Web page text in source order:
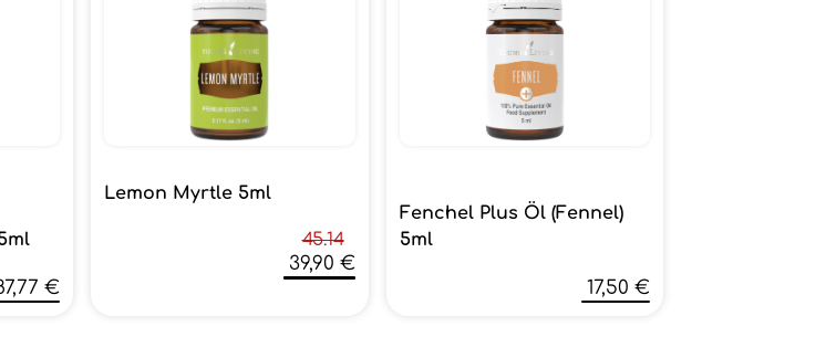
€
Lemon Myrtle 5ml
45.14
39,90 €
Fenchel Plus Öl (Fennel)
5ml
17,50 €